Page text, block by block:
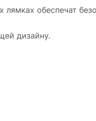
обеспечат
дизайну.